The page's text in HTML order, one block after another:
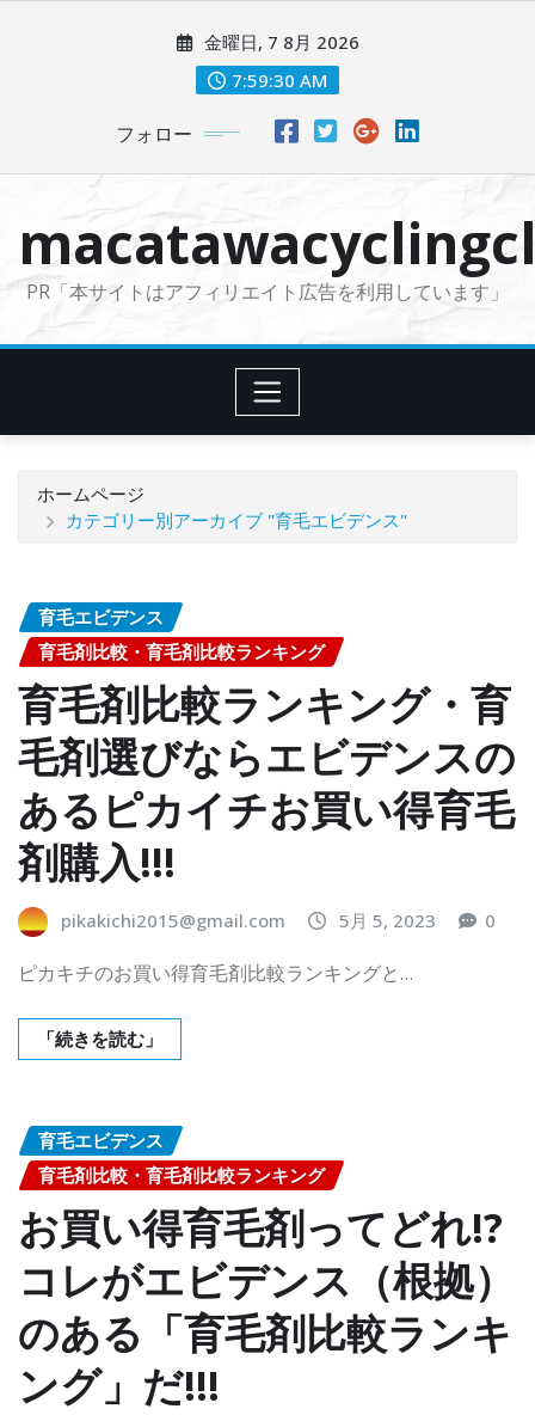
に
金曜日, 7 8月 2026
7:59:31 AM
フォロー
PR「本サイトはアフィリエイト広告を利用しています」
ホームページ
カテゴリー別アーカイブ "育毛エビデンス"
育毛エビデンス
育毛剤比較・育毛剤比較ランキング
育毛剤比較ランキング・育
毛剤選びならエビデンスの
あるピカイチお買い得育毛
剤購入!!!
pikakichi2015@gmail.com 5月 5, 2023 0
ピカキチのお買い得育毛剤比較ランキングと…
「続きを読む」
育毛エビデンス
育毛剤比較・育毛剤比較ランキング
お買い得育毛剤ってどれ!?
コレがエビデンス（根拠）
のある「育毛剤比較ランキ
ング」だ!!!